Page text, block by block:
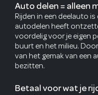
Auto delen = alleen
Rijden in een deelauto
autodelen heeft
voordelig voor je eigen
buurt en het milieu.
van het gemak van een
bezitten.
Betaal voor wat je